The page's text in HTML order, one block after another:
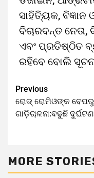
ସାହିତି୍ୟକ,
ବିଚାରବନ୍ତ ନେତା,
ଏବଂ ପ୍ରତିଷ୍ଠିତ
ରହିବେ ବୋଲି
Previous
ରୋଡ୍‌ ରୋମିଓଙ୍କ
ଗାଡ଼ିଚାଳନା:ବଢୁଛି
MORE